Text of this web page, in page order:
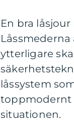
En bra
ytterligare
låssystem
toppmodernt
situationen.